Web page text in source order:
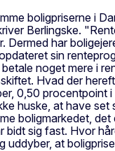
boligpriserne i
Berlingske.
har
sin
noget mere i
Hvad der
0,50 procentpoint
huske, at have
boligmarkedet,
sig fast. Hvor
at